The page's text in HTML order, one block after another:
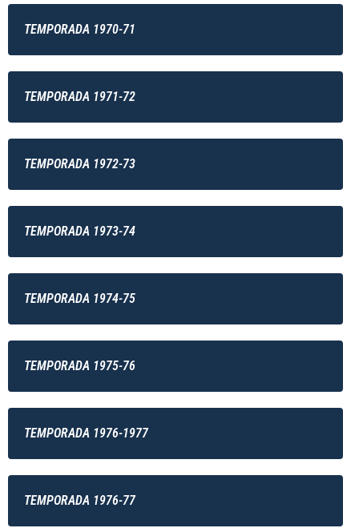
TEMPORADA 1970-71
TEMPORADA 1971-72
TEMPORADA 1972-73
TEMPORADA 1973-74
TEMPORADA 1974-75
TEMPORADA 1975-76
TEMPORADA 1976-1977
TEMPORADA 1976-77